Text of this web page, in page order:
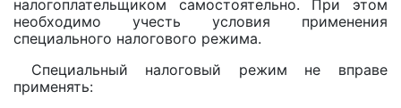
налогоплательщиком самостоятельно. При этом
необходимо учесть условия применения
специального налогового режима.
Специальный налоговый режим не вправе
применять: